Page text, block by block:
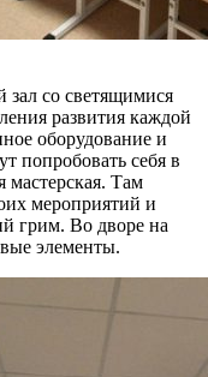
со светящимися
развития каждой
оборудование и
попробовать себя в
мастерская. Там
мероприятий и
грим. Во дворе на
элементы.